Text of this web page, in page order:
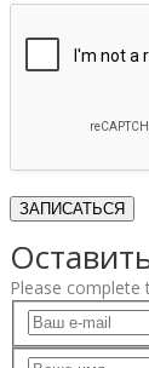
Please complete